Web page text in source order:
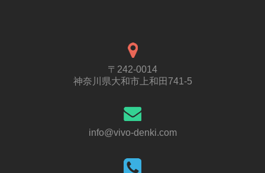
〒242-0014
神奈川県大和市上和田741-5
info@vivo-denki.com